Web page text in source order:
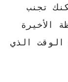
تجنب
الأخيرة
الذي